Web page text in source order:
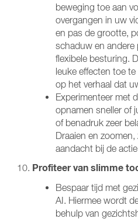
beweging toe aan
overgangen in uw
en pas de grootte,
schaduw en andere
flexibele besturing.
leuke effecten toe
op het verhaal dat
Experimenteer met
opnamen sneller of
of benadruk zeer
Draaien en
aandacht bij de
Profiteer van slimme
Bespaar tijd met
AI. Hiermee wordt
behulp van